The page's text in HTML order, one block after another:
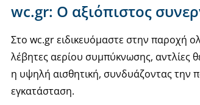
wc.gr: Ο αξιόπιστος
Στο wc.gr ειδικευόμαστε στην παροχή
λέβητες αερίου συμπύκνωσης, αντλίες
η υψηλή αισθητική, συνδυάζοντας την
εγκατάσταση.